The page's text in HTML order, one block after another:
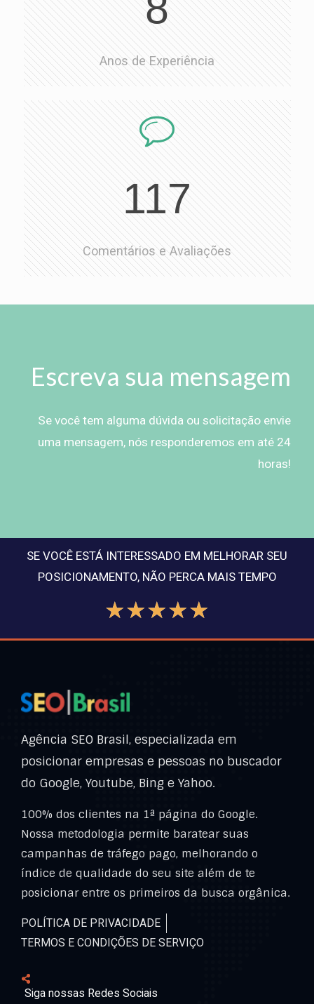
Anos de Experiência
117
Comentários e Avaliações
Escreva sua mensagem
Se você tem alguma dúvida ou solicitação envie
uma mensagem, nós responderemos em até 24
horas!
SE VOCÊ ESTÁ INTERESSADO EM MELHORAR SEU
POSICIONAMENTO, NÃO PERCA MAIS TEMPO
☆☆☆☆☆
Agência SEO Brasil, especializada em
posicionar empresas e pessoas no buscador
do Google, Youtube, Bing e Yahoo.
100% dos clientes na 1ª página do Google.
Nossa metodologia permite baratear suas
campanhas de tráfego pago, melhorando o
índice de qualidade do seu site além de te
posicionar entre os primeiros da busca orgânica.
POLÍTICA DE PRIVACIDADE
TERMOS E CONDIÇÕES DE SERVIÇO
Siga nossas Redes Sociais